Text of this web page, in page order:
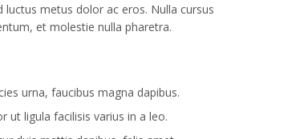
metus dolor ac eros. Nulla cursus
et molestie nulla pharetra.
urna, faucibus magna dapibus.
ut ligula facilisis varius in a leo.